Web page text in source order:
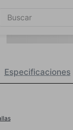
Especificaciones